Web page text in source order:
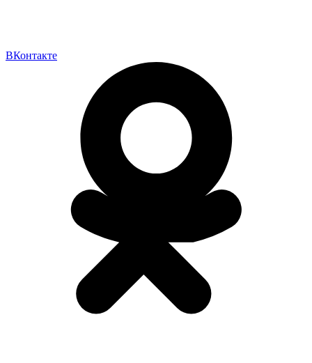
ВКонтакте